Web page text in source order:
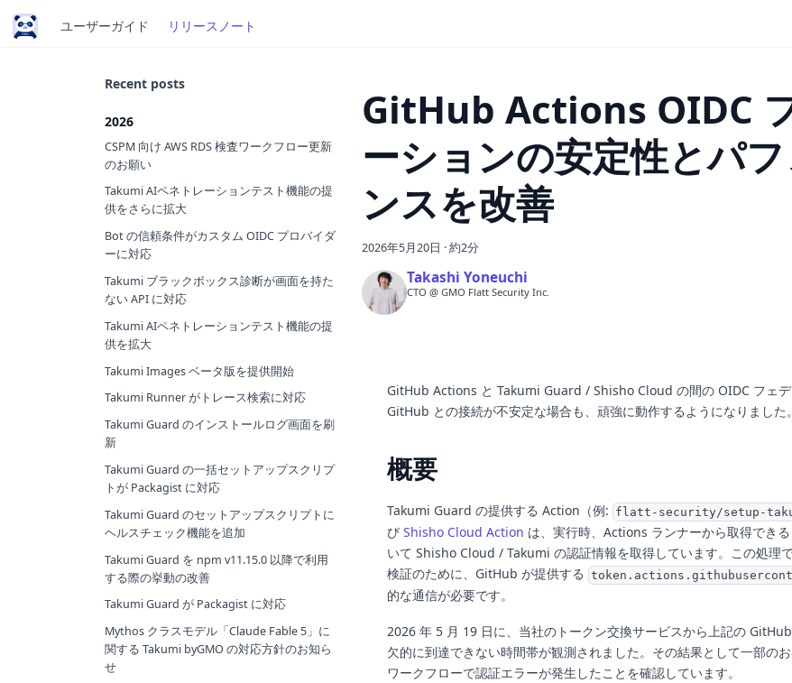
ユーザーガイド リリースノート
Recent posts
2026
CSPM 向け AWS RDS 検査ワークフロー更新
のお願い
Takumi AIペネトレーションテスト機能の提
供をさらに拡大
Bot の信頼条件がカスタム OIDC プロバイダ
ーに対応
Takumi ブラックボックス診断が画面を持た
ない API に対応
Takumi AIペネトレーションテスト機能の提
供を拡大
Takumi Images ベータ版を提供開始
Takumi Runner がトレース検索に対応
Takumi Guard のインストールログ画面を刷
新
Takumi Guard の一括セットアップスクリプ
トが Packagist に対応
Takumi Guard のセットアップスクリプトに
ヘルスチェック機能を追加
Takumi Guard を npm v11.15.0 以降で利用
する際の挙動の改善
Takumi Guard が Packagist に対応
Mythos クラスモデル「Claude Fable 5」に
関する Takumi byGMO の対応方針のお知ら
せ
GitHub Actions OIDC
ーションの安定性とパ
ンスを改善
2026年5月20日 ·約2分
Takashi Yoneuchi
CTO @ GMO Flatt Security Inc.
GitHub Actions と Takumi Guard / Shisho Cloud の間の OIDC フェデ
GitHub との接続が不安定な場合も、頑強に動作するようになりました。
概要
Takumi Guard の提供する Action（例: flatt-security/setup-
び Shisho Cloud Action は、実行時、Actions ランナーから取得でき
いて Shisho Cloud / Takumi の認証情報を取得しています。この処理
検証のために、GitHub が提供する
的な通信が必要です。
2026 年 5 月 19 日に、当社のトークン交換サービスから上記の
欠的に到達できない時間帯が観測されました。その結果として一部の
ワークフローで認証エラーが発生したことを確認しています。